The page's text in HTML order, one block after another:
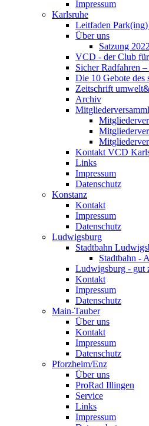
Impressum
Karlsruhe
Leitfaden
Über uns
Satzung 2022
VCD - der Club
Sicher Radfahren
Die 10 Gebote des
Zeitschrift
Archiv
Kontakt VCD
Links
Impressum
Datenschutz
Konstanz
Kontakt
Impressum
Datenschutz
Ludwigsburg
Stadtbahn
Stadtbahn -
Ludwigsburg - gut
Kontakt
Impressum
Datenschutz
Main-Tauber
Über uns
Kontakt
Impressum
Datenschutz
Pforzheim/Enz
Über uns
ProRad Illingen
Service
Links
Impressum